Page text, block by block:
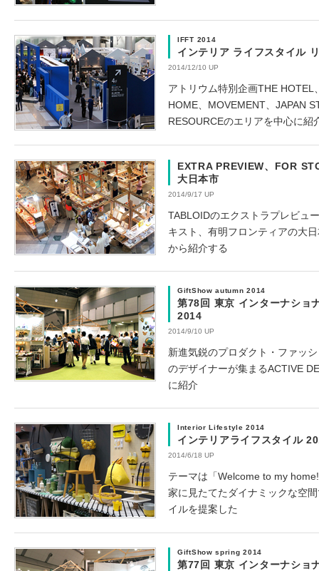
IFFT 2014
インテリア ライフスタイル
2014/12/10 UP
アトリウム特別企画THE HOTEL
HOME、MOVEMENT、JAPAN
RESOURCEのエリアを中心に紹
EXTRA PREVIEW、FOR
大日本市
2014/9/17 UP
TABLOIDのエクストラプレビュ
キスト、有明フロンティアの大
から紹介する
GiftShow autumn 2014
第78回 東京 インターナショ
2014
2014/9/10 UP
新進気鋭のプロダクト・ファッ
のデザイナーが集まるACTIVE
に紹介
Interior Lifestyle 2014
インテリアライフスタイル
2014/6/18 UP
テーマは「Welcome to my
家に見たてたダイナミックな空
イルを提案した
GiftShow spring 2014
第77回 東京 インターナショ